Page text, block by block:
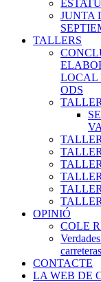
JUNTA
TALLERS
LOCAL
ODS
OPINIÓ
COLE
carreteras
CONTACTE
LA WEB DE